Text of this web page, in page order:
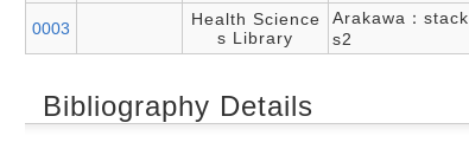
0003
Health Science
s Library
Arakawa：stack
s2
Bibliography Details